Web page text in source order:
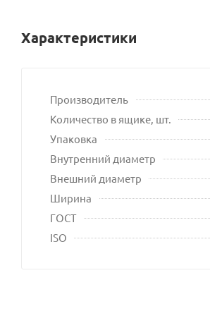
Характеристики
Производитель
Количество в ящике, шт.
Упаковка
Внутренний диаметр
Внешний диаметр
Ширина
ГОСТ
ISO